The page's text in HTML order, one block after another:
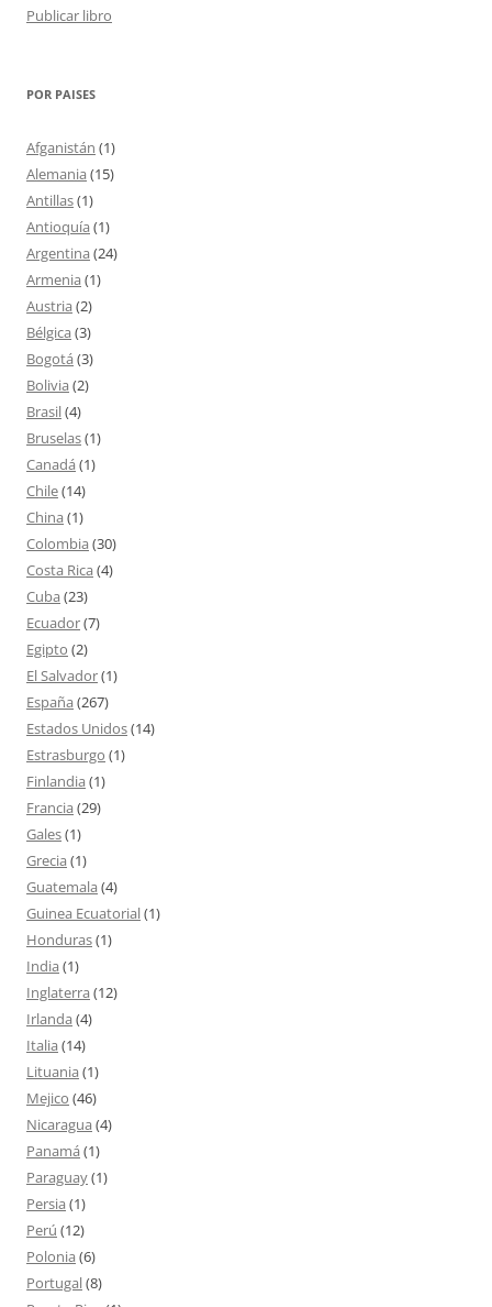
Publicar libro
POR PAISES
Afganistán (1)
Alemania (15)
Antillas(1)
Antioquía (1)
Argentina (24)
Armenia (1)
Austria (2)
Bélgica (3)
Bogotá (3)
Bolivia (2)
Brasil(4)
Bruselas(1)
Canadá (1)
Chile(14)
China (1)
Colombia (30)
Costa Rica (4)
Cuba (23)
Ecuador(7)
Egipto (2)
El Salvador(1)
España (267)
Estados Unidos(14)
Estrasburgo (1)
Finlandia (1)
Francia (29)
Gales(1)
Grecia (1)
Guatemala (4)
Guinea Ecuatorial(1)
Honduras(1)
India (1)
Inglaterra (12)
Irlanda (4)
Italia (14)
Lituania (1)
Mejico (46)
Nicaragua (4)
Panamá (1)
Paraguay(1)
Persia (1)
Perú (12)
Polonia (6)
Portugal(8)